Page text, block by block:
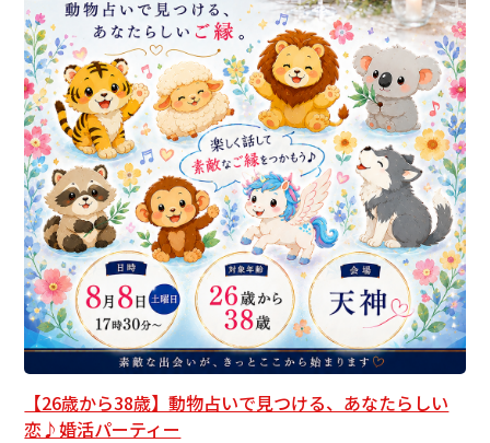
【26歳から38歳】動物占いで見つける、あなたらしい
恋♪婚活パーティー